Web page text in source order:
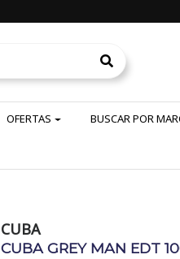
OFERTAS BUSCAR POR
CUBA
CUBA GREY MAN EDT